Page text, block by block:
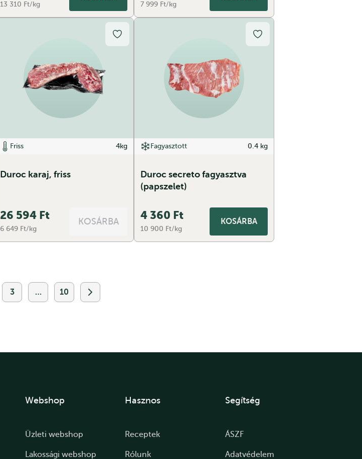
13 310 Ft/kg 7 999 Ft/kg
Friss 4kg
Duroc karaj, friss
26 594 Ft
6 649 Ft/kg
KOSÁRBA
Fagyasztott 0.4 kg
Duroc secreto fagyasztva
(papszelet)
4 360 Ft
10 900 Ft/kg
KOSÁRBA
3 … 10
Webshop
Üzleti webshop
Lakossági webshop
Hasznos
Receptek
Rólunk
Segítség
ÁSZF
Adatvédelem